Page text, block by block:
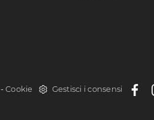
-Cookie Gestisci i consensi